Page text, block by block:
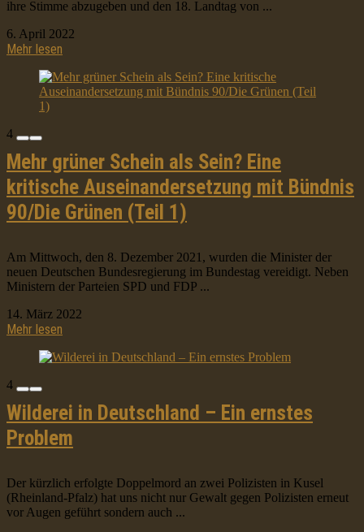
ihre Stimme abzugeben und den 18. Landtag von ...
6. April 2022
Mehr lesen
4
Mehr grüner Schein als Sein? Eine
kritische Auseinandersetzung mit Bündnis
90/Die Grünen (Teil 1)
Am Mittwoch, den 8. Dezember 2021, wurden die Minister der
neuen Deutschen Bundesregierung im Bundestag vereidigt. Neben
Ministern der Parteien SPD und FDP ...
14. März 2022
Mehr lesen
4
Wilderei in Deutschland – Ein ernstes
Problem
Der kürzlich erfolgte Doppelmord an zwei Polizisten in Kusel
(Rheinland-Pfalz) hat uns nicht nur Gewalt gegen Polizisten erneut
vor Augen geführt sondern auch ...